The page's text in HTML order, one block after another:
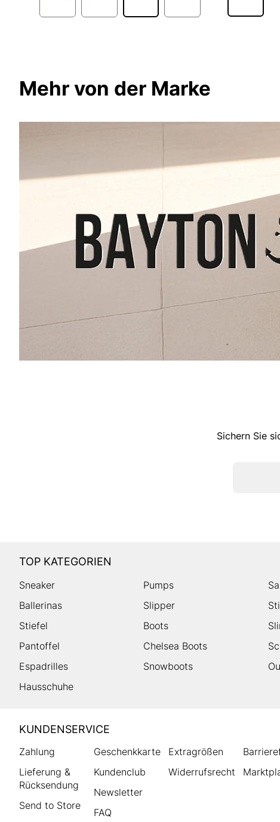
Mehr von der Marke
Sichern Sie
TOP KATEGORIEN
Sneaker Pumps
Ballerinas
Slipper
Stiefel
Boots
Pantoffel
Chelsea Boots
Espadrilles
Snowboots
Hausschuhe
HUMANIC
Footer
KUNDENSERVICE
Zahlung
Lieferung &
Rücksendung
Send to Store
Geschenkkarte
Kundenclub
Newsletter
FAQ
Extragrößen
Widerrufsrecht